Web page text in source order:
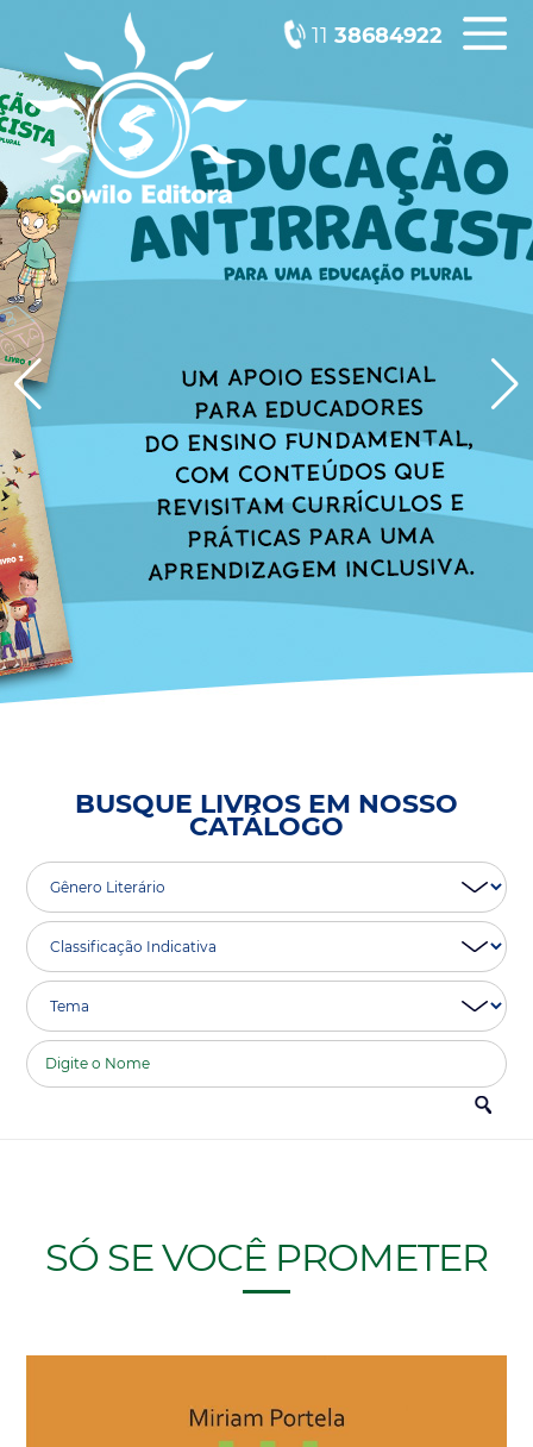
11 38684922
BUSQUE LIVROS EM NOSSO
CATÁLOGO
SÓ SE VOCÊ PROMETER